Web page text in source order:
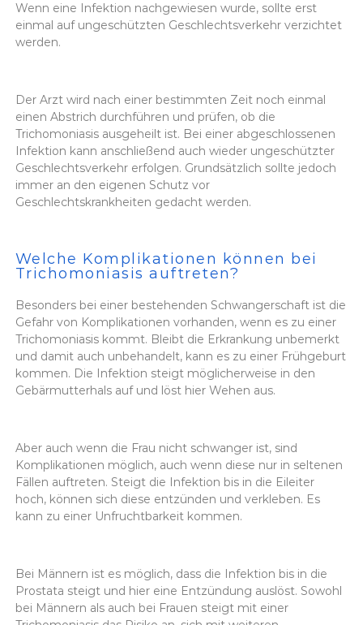
Wenn eine Infektion nachgewiesen wurde, sollte erst
einmal auf ungeschützten Geschlechtsverkehr verzichtet
werden.
Der Arzt wird nach einer bestimmten Zeit noch einmal
einen Abstrich durchführen und prüfen, ob die
Trichomoniasis ausgeheilt ist. Bei einer abgeschlossenen
Infektion kann anschließend auch wieder ungeschützter
Geschlechtsverkehr erfolgen. Grundsätzlich sollte jedoch
immer an den eigenen Schutz vor
Geschlechtskrankheiten gedacht werden.
Welche Komplikationen können bei
Trichomoniasis auftreten?
Besonders bei einer bestehenden Schwangerschaft ist die
Gefahr von Komplikationen vorhanden, wenn es zu einer
Trichomoniasis kommt. Bleibt die Erkrankung unbemerkt
und damit auch unbehandelt, kann es zu einer Frühgeburt
kommen. Die Infektion steigt möglicherweise in den
Gebärmutterhals auf und löst hier Wehen aus.
Aber auch wenn die Frau nicht schwanger ist, sind
Komplikationen möglich, auch wenn diese nur in seltenen
Fällen auftreten. Steigt die Infektion bis in die Eileiter
hoch, können sich diese entzünden und verkleben. Es
kann zu einer Unfruchtbarkeit kommen.
Bei Männern ist es möglich, dass die Infektion bis in die
Prostata steigt und hier eine Entzündung auslöst. Sowohl
bei Männern als auch bei Frauen steigt mit einer